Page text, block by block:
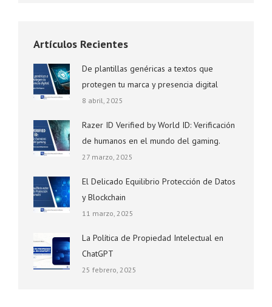
Artículos Recientes
De plantillas genéricas a textos que
protegen tu marca y presencia digital
8 abril, 2025
Razer ID Verified by World ID: Verificación
de humanos en el mundo del gaming.
27 marzo, 2025
El Delicado Equilibrio Protección de Datos
y Blockchain
11 marzo, 2025
La Política de Propiedad Intelectual en
ChatGPT
25 febrero, 2025